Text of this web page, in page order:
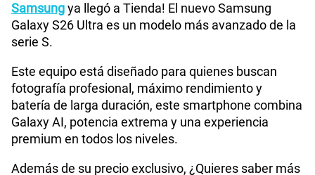
WiFI
Bluetooth
Samsungya llegó a Tienda! El nuevo Samsung
Galaxy S26 Ultra es un modelo más avanzado de la
serie S.
Este equipo está diseñado para quienes buscan
fotografía profesional, máximo rendimiento y
batería de larga duración, este smartphone combina
Galaxy AI, potencia extrema y una experiencia
premium en todos los niveles.
Además de su precio exclusivo, ¿Quieres saber más